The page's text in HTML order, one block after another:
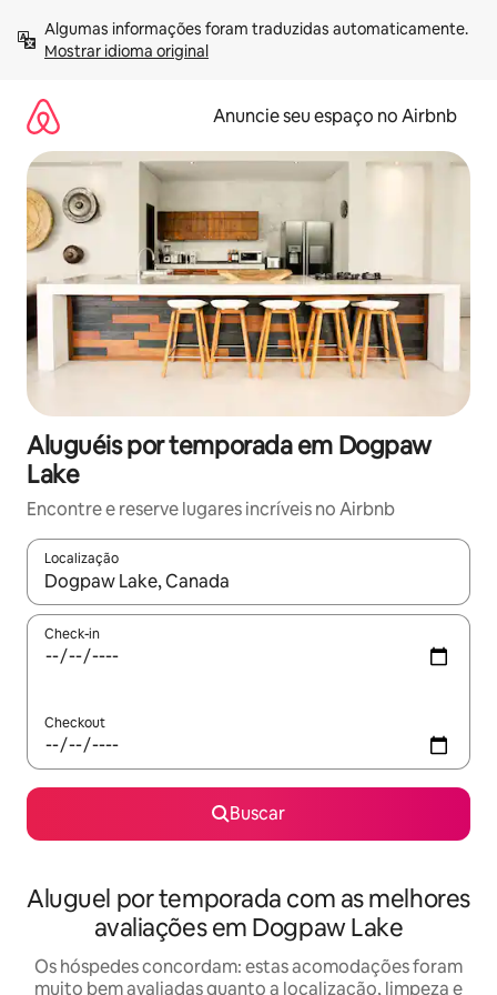
para
Mostrar idioma original
Anuncie seu espaço no Airbnb
Aluguéis por temporada em Dogpaw
Lake
Encontre e reserve lugares incríveis no Airbnb
Localização
Quando os resultados estiverem disponíveis, explore-os
Check-in
Checkout
Buscar
Aluguel por temporada com as melhores
avaliações em Dogpaw Lake
Os hóspedes concordam: estas acomodações foram
muito bem avaliadas quanto a localização, limpeza e